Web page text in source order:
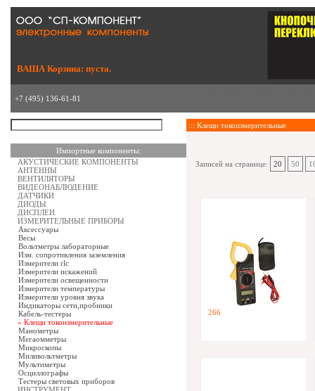
ВАША Корзина: пуста.
+7 (495) 136-61-81
Импортные компоненты:
АКУСТИЧЕСКИЕ КОМПОНЕНТЫ
АНТЕННЫ
ВЕНТИЛЯТОРЫ
ВИДЕОНАБЛЮДЕНИЕ
ДАТЧИКИ
ДИОДЫ
ДИСПЛЕИ
ИЗМЕРИТЕЛЬНЫЕ ПРИБОРЫ
Аксессуары
Весы
Вольтметры лабораторные
Изм. сопротивления заземления
Измерители rlc
Измерители искажений
Измерители освещенности
Измерители температуры
Измерители уровня звука
Индикаторы сети,пробники
Кабель-тестеры
» Клещи токоизмерительные
Манометры
Мегаомметры
Микроскопы
Миливольтметры
Мультиметры
Осциллографы
Тестеры световых приборов
::: Клещи токоизмерительные
Записей на странице: 20 50
266